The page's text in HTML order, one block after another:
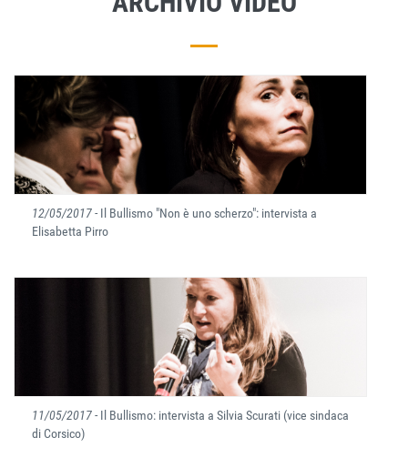
12/05/2017- Il Bullismo "Non è uno scherzo": intervista a
Elisabetta Pirro
11/05/2017- Il Bullismo: intervista a Silvia Scurati (vice sindaca
di Corsico)